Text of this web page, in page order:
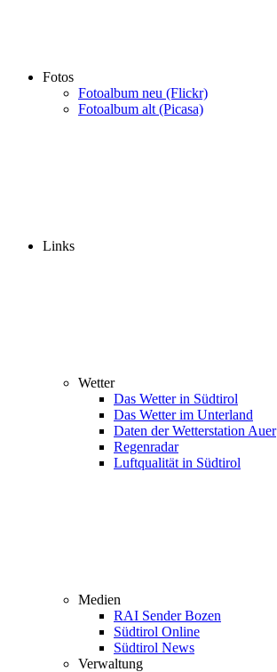
Fotos
Fotoalbum neu (Flickr)
Fotoalbum alt (Picasa)
Links
Wetter
Das Wetter in Südtirol
Das Wetter im Unterland
Daten der Wetterstation Auer
Regenradar
Luftqualität in Südtirol
Medien
RAI Sender Bozen
Südtirol Online
Südtirol News
Verwaltung